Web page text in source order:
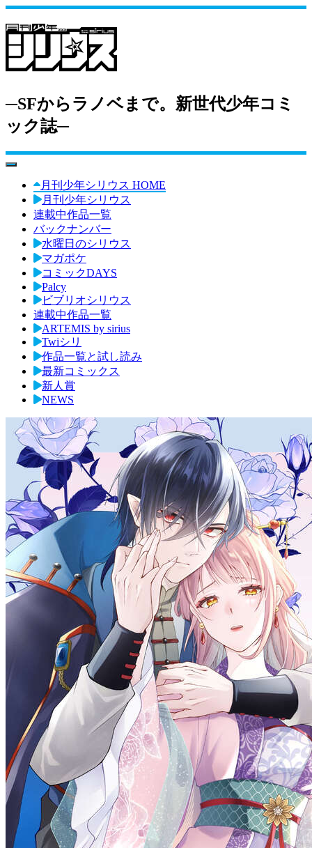
─SFからラノベまで。新世代少年コミ
ック誌─
toggle navigation
月刊少年シリウス HOME
月刊少年シリウス
連載中作品一覧
バックナンバー
水曜日のシリウス
マガポケ
コミックDAYS
Palcy
ビブリオシリウス
連載中作品一覧
ARTEMIS by sirius
Twiシリ
作品一覧と試し読み
最新コミックス
新人賞
NEWS